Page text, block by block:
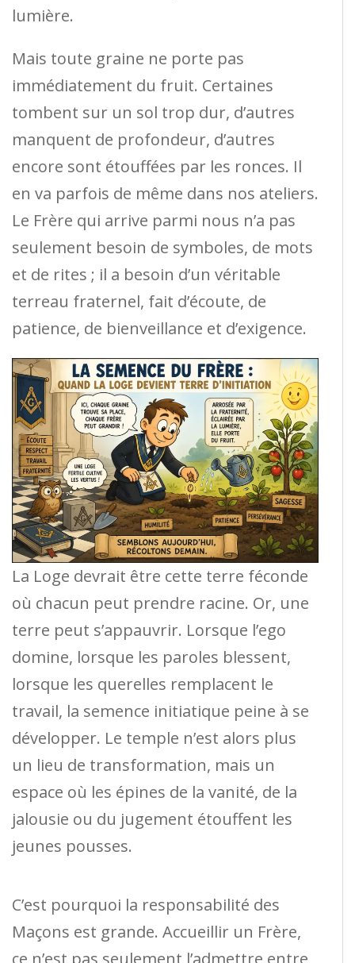
lumière.
Mais toute graine ne porte pas
immédiatement du fruit. Certaines
tombent sur un sol trop dur, d’autres
manquent de profondeur, d’autres
encore sont étouffées par les ronces. Il
en va parfois de même dans nos ateliers.
Le Frère qui arrive parmi nous n’a pas
seulement besoin de symboles, de mots
et de rites ; il a besoin d’un véritable
terreau fraternel, fait d’écoute, de
patience, de bienveillance et d’exigence.
La Loge devrait être cette terre féconde
où chacun peut prendre racine. Or, une
terre peut s’appauvrir. Lorsque l’ego
domine, lorsque les paroles blessent,
lorsque les querelles remplacent le
travail, la semence initiatique peine à se
développer. Le temple n’est alors plus
un lieu de transformation, mais un
espace où les épines de la vanité, de la
jalousie ou du jugement étouffent les
jeunes pousses.
C’est pourquoi la responsabilité des
Maçons est grande. Accueillir un Frère,
ce n’est pas seulement l’admettre entre